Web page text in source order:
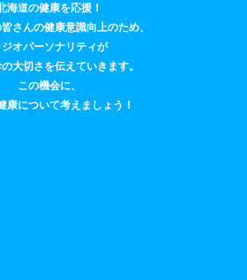
海道の健康を応援！
さんの健康意識向上のため、
ジオパーソナリティが
大切さを伝えていきます。
この機会に、
康について考えましょう！